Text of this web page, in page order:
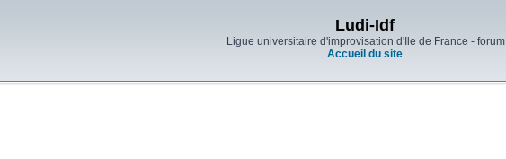
Ludi-Idf
Ligue universitaire d'improvisation d'Ile de France - forum
Accueil du site